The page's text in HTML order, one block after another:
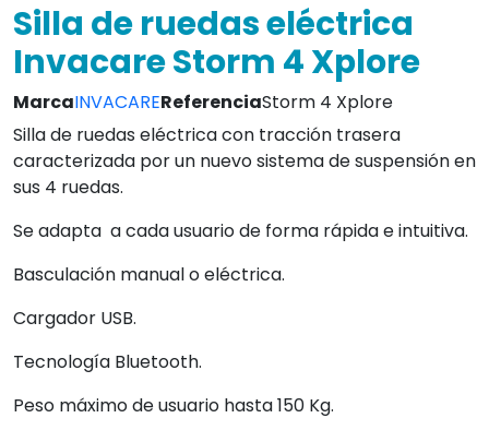
Silla de ruedas eléctrica
Invacare Storm 4 Xplore
MarcaINVACAREReferenciaStorm 4 Xplore
Silla de ruedas eléctrica con tracción trasera
caracterizada por un nuevo sistema de suspensión en
sus 4 ruedas.
Se adapta a cada usuario de forma rápida e intuitiva.
Basculación manual o eléctrica.
Cargador USB.
Tecnología Bluetooth.
Peso máximo de usuario hasta 150 Kg.